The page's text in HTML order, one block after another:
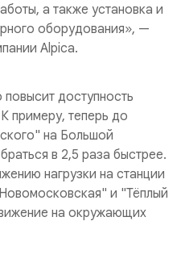
а также установка и
оборудования», —
компании Alpica.
повысит доступность
примеру, теперь до
на Большой
в 2,5 раза быстрее.
нагрузки на станции
и "Тёплый
на окружающих